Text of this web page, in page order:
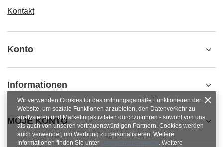
Kontakt
Konto
Informationen
MOJE KONTO
Wir verwenden Cookies für das ordnungsgemäße Funktionieren der
Website, um soziale Funktionen anzubieten, den Datenverkehr zu
analysieren und Marketingaktivitäten durchzuführen - sowohl von uns
als auch von unseren vertrauenswürdigen Partnern. Cookies werden
auch verwendet, um Werbung zu personalisieren. Weitere
Informationen finden Sie unter Datenschutzhinweise. Weitere